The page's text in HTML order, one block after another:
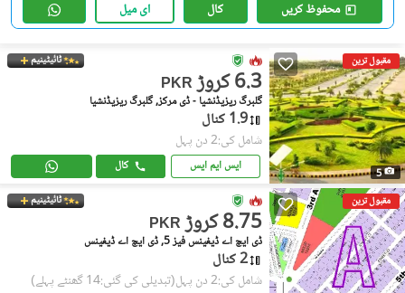
محفوظ کریں کال ای میل
مقبول ترین
5
ٹائیٹینیم
PKR 6.3 کروڑ
گلبرگ ریزیڈنشیا - ڈی مرکز, گلبرگ ریزیڈنشیا
1.9 کنال
شامل کی:2 دن پہل
ایس ایم ایس کال
مقبول ترین ٹائیٹینیم
PKR 8.75 کروڑ
ڈی ایچ اے ڈیفینس فیز 5, ڈی ایچ اے ڈیفینس
2 کنال
شامل کی:2 دن پہل (تبدیلی کی گئی:14 گھنٹے پہلے)